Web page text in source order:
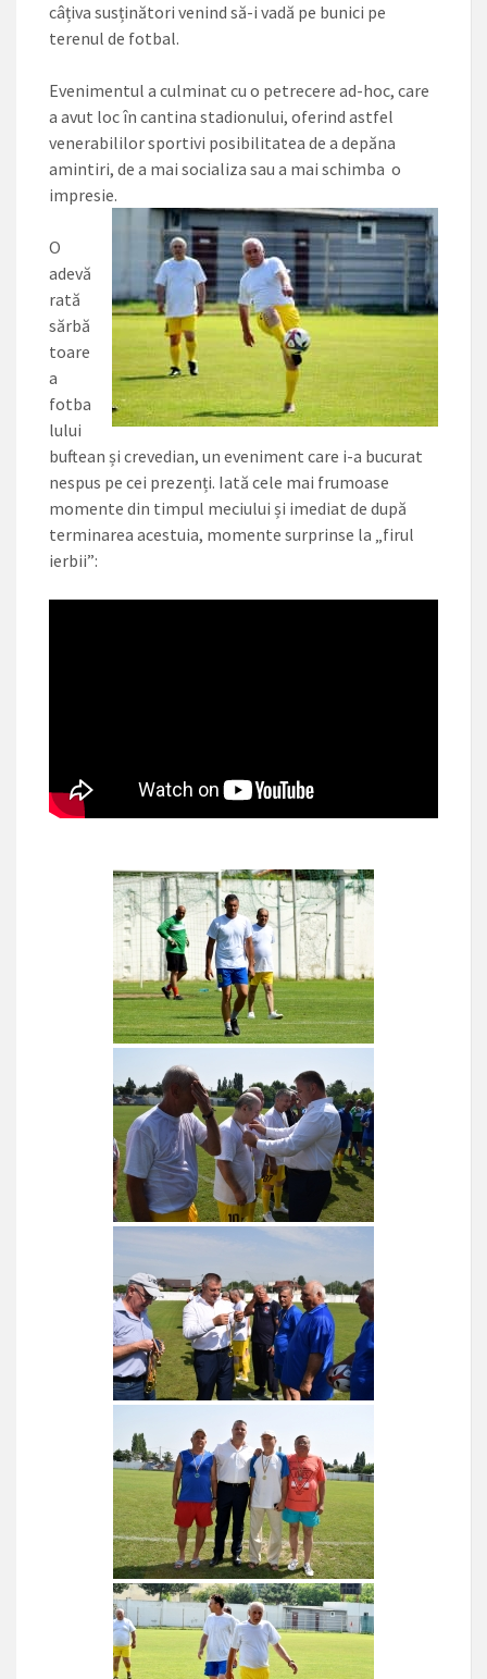
câțiva susținători venind să-i vadă pe bunici pe
terenul de fotbal.
Evenimentul a culminat cu o petrecere ad-hoc, care
a avut loc în cantina stadionului, oferind astfel
venerabililor sportivi posibilitatea de a depăna
amintiri, de a mai socializa sau a mai schimba o
impresie.
O
adevă
rată
sărbă
toare
a
fotba
lului
buftean și crevedian, un eveniment care i-a bucurat
nespus pe cei prezenți. Iată cele mai frumoase
momente din timpul meciului și imediat de după
terminarea acestuia, momente surprinse la „firul
ierbii”: